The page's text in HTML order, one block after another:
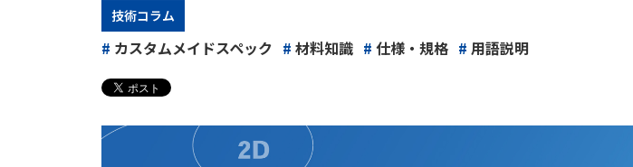
技術コラム
# カスタムメイドスペック # 材料知識 # 仕様・規格 # 用語説明